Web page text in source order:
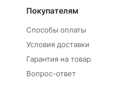
Покупателям
Способы оплаты
Условия доставки
Гарантия на товар
Вопрос-ответ